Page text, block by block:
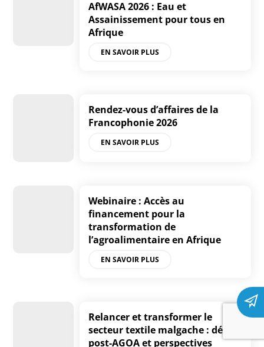
AfWASA 2026 : Eau et
Assainissement pour tous en
Afrique
EN SAVOIR PLUS
Rendez-vous d’affaires de la
Francophonie 2026
EN SAVOIR PLUS
Webinaire : Accès au
financement pour la
transformation de
l’agroalimentaire en Afrique
EN SAVOIR PLUS
Relancer et transformer le
secteur textile malgache : défis
post-AGOA et perspectives